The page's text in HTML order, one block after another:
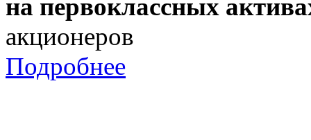
на первоклассных
акционеров
Подробнее